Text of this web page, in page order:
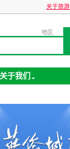
关于旅游卡业务
地区
关于我们